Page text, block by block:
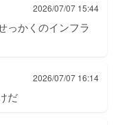
2026/07/07 15:44
っかくのインフラ
2026/07/07 16:14
だ